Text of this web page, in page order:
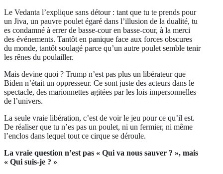
Le Vedanta l’explique sans détour : tant que tu te prends pour
un Jiva, un pauvre poulet égaré dans l’illusion de la dualité, tu
es condamné à errer de basse-cour en basse-cour, à la merci
des événements. Tantôt en panique face aux forces obscures
du monde, tantôt soulagé parce qu’un autre poulet semble tenir
les rênes du poulailler.
Mais devine quoi ? Trump n’est pas plus un libérateur que
Biden n’était un oppresseur. Ce sont juste des acteurs dans le
spectacle, des marionnettes agitées par les lois impersonnelles
de l’univers.
La seule vraie libération, c’est de voir le jeu pour ce qu’il est.
De réaliser que tu n’es pas un poulet, ni un fermier, ni même
l’enclos dans lequel tout ce cirque se déroule.
La vraie question n’est pas « Qui va nous sauver ? », mais
« Qui suis-je ? »